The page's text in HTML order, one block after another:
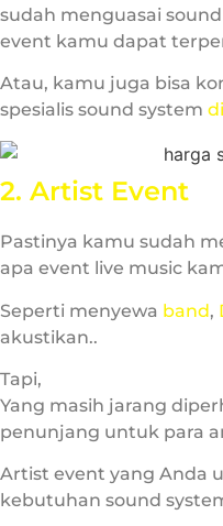
sudah menguasai
event kamu dapat
Atau, kamu juga bisa
spesialis sound system
2. Artist Event
Pastinya kamu sudah
apa event live music
Seperti menyewa band,
akustikan..
Tapi,
Yang masih jarang
penunjang untuk para
Artist event yang Anda
kebutuhan sound